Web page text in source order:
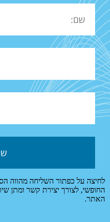
לחיצה על כפתור השליחה מהווה
החופשי, לצורך יצירת קשר ומתן
האתר.